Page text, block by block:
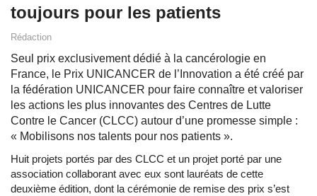
toujours pour les patients
Rédaction
Seul prix exclusivement dédié à la cancérologie en
France, le Prix UNICANCER de l’Innovation a été créé par
la fédération UNICANCER pour faire connaître et valoriser
les actions les plus innovantes des Centres de Lutte
Contre le Cancer (CLCC) autour d’une promesse simple :
« Mobilisons nos talents pour nos patients ».
Huit projets portés par des CLCC et un projet porté par une
association collaborant avec eux sont lauréats de cette
deuxième édition, dont la cérémonie de remise des prix s’est